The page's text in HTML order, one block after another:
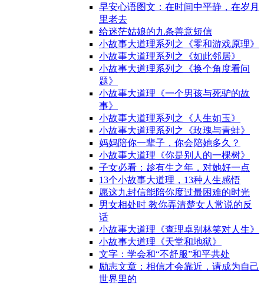
早安心语图文：在时间中平静，在岁月
里老去
给迷茫姑娘的九条善意短信
小故事大道理系列之《零和游戏原理》
小故事大道理系列之《如此邻居》
小故事大道理系列之《换个角度看问
题》
小故事大道理《一个男孩与死驴的故
事》
小故事大道理系列之《人生如玉》
小故事大道理系列之《玫瑰与青蛙》
妈妈陪你一辈子，你会陪她多久？
小故事大道理《你是别人的一棵树》
子女必看：趁有生之年，对她好一点
13个小故事大道理，13种人生感悟
愿这九封信能陪你度过最困难的时光
男女相处时 教你弄清楚女人常说的反
话
小故事大道理《查理卓别林笑对人生》
小故事大道理《天堂和地狱》
文字：学会和“不舒服”和平共处
励志文章：相信才会靠近，请成为自己
世界里的